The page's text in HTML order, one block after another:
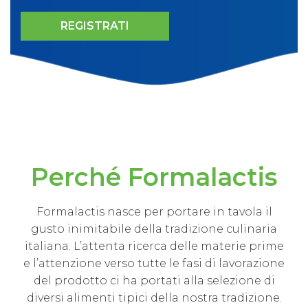
REGISTRATI
Perché Formalactis
Formalactis nasce per portare in tavola il
gusto inimitabile della tradizione culinaria
italiana. L’attenta ricerca delle materie prime
e l’attenzione verso tutte le fasi di lavorazione
del prodotto ci ha portati alla selezione di
diversi alimenti tipici della nostra tradizione.